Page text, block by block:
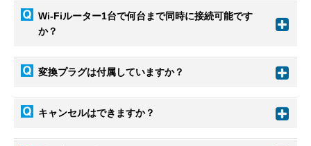
Wi-Fiルーター1台で何台まで同時に接続可能です
か？
変換プラグは付属していますか？
キャンセルはできますか？